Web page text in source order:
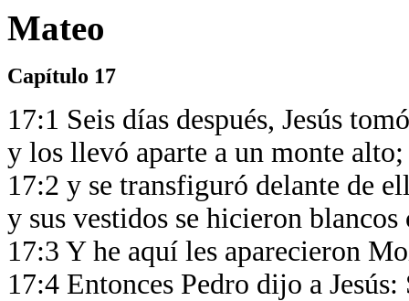
Mateo
Capítulo 17
17:1 Seis días después, Jesús
y los llevó aparte a un monte alto;
17:2 y se transfiguró delante de
y sus vestidos se hicieron
17:3 Y he aquí les aparecieron
17:4 Entonces Pedro dijo a